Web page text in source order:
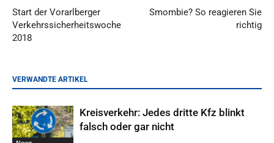
Start der Vorarlberger
Verkehrssicherheitswoche
2018
Smombie? So reagieren Sie
richtig
VERWANDTE ARTIKEL
Kreisverkehr: Jedes dritte Kfz blinkt
falsch oder gar nicht